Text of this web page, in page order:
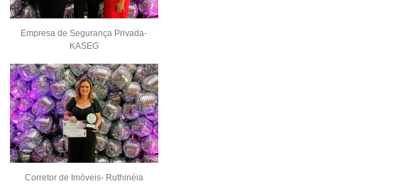
Empresa de Segurança Privada-
KASEG
Corretor de Imóveis- Ruthinéia